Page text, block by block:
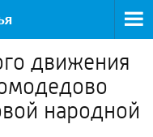
движения
народной